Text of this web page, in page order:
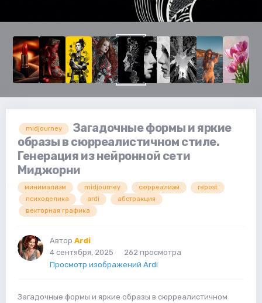
midjourney
Загадочные формы и яркие
образы в сюрреалистичном стиле.
Генерация из нейронной сети
Миджорни
минимализм midjourney сюрреализм
repost
психоделика
ardi
абстракция
векторная графика
Автор Ardi
4 сентября, 2025
262 просмотра
Просмотр изображений Ardi
Загадочные формы и яркие образы в сюрреалистичном